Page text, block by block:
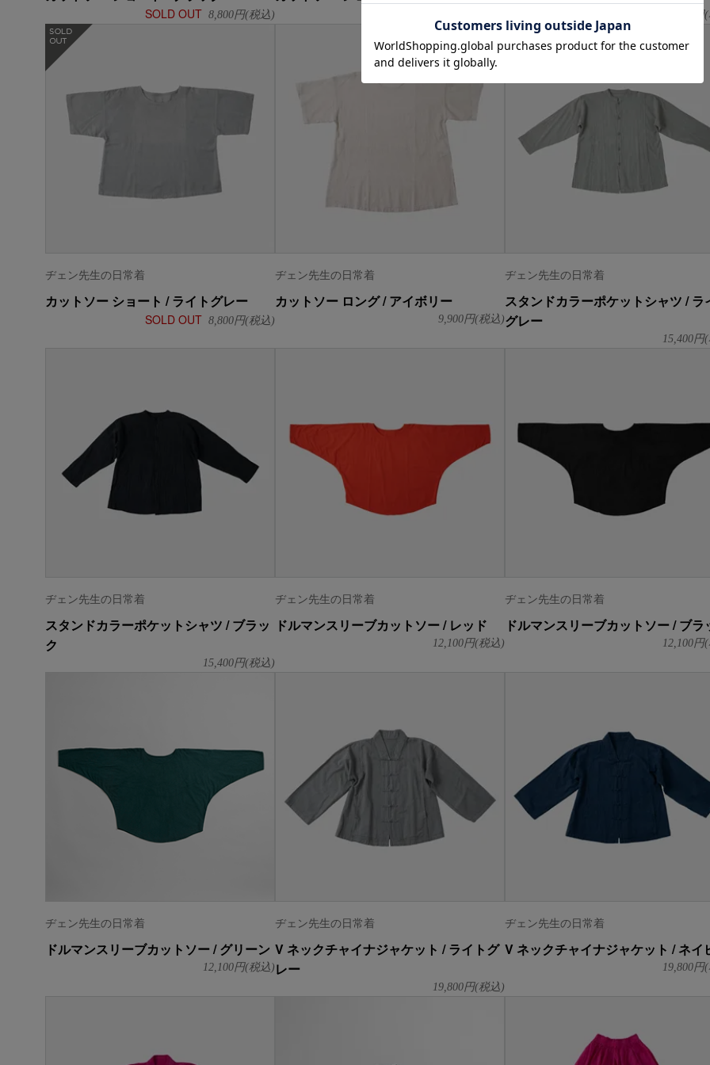
SOLD OUT 8,800円(税込)
ヂェン先生の日常着
カットソー ショート / ライトグレー
SOLD OUT 8,800円(税込)
ヂェン先生の日常着
カットソー ロング / アイボリー
9,900円(税込)
ヂェン先生の日常着
スタンドカラーポケットシャツ / ラ
グレー
15,400円
ヂェン先生の日常着
スタンドカラーポケットシャツ / ブラッ
ク
15,400円(税込)
ヂェン先生の日常着
ドルマンスリーブカットソー / レッド
12,100円(税込)
ヂェン先生の日常着
ドルマンスリーブカットソー / ブラ
12,100円
ヂェン先生の日常着
ドルマンスリーブカットソー / グリーン
12,100円(税込)
ヂェン先生の日常着
V ネックチャイナジャケット / ライトグ
レー
19,800円(税込)
ヂェン先生の日常着
V ネックチャイナジャケット / ネイ
19,800円